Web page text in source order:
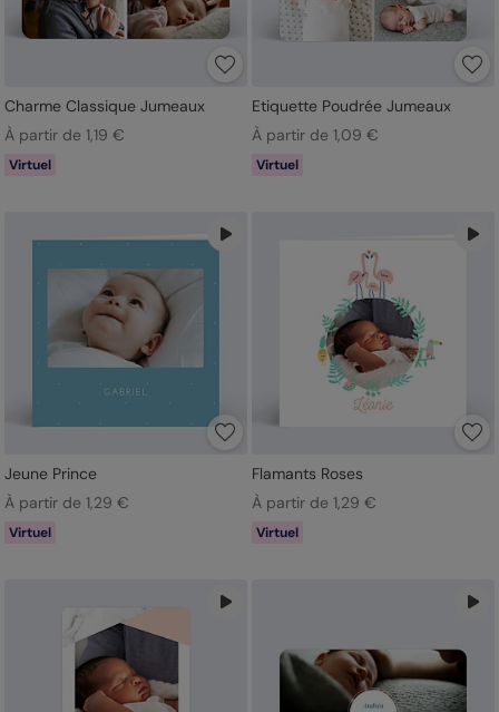
Charme Classique Jumeaux
À partir de 1,19 €
Virtuel
Etiquette Poudrée Jumeaux
À partir de 1,09 €
Virtuel
Jeune Prince
À partir de 1,29 €
Virtuel
Flamants Roses
À partir de 1,29 €
Virtuel